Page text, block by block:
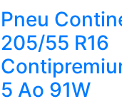
Pneu
205/55 R16
5 Ao 91W